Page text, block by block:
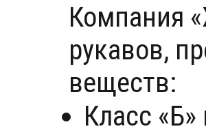
Компания
рукавов,
веществ:
Класс